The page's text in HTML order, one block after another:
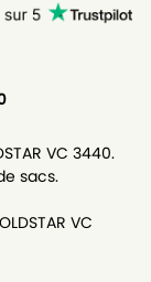
VC 3440.
sacs.
VC